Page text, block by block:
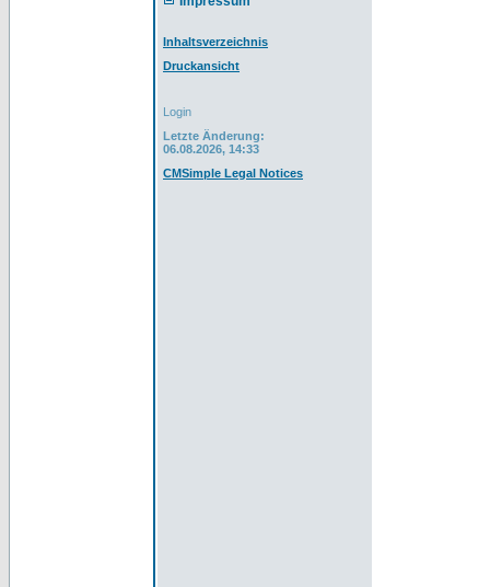
Inhaltsverzeichnis
Druckansicht
Login
Letzte Änderung:
06.08.2026, 14:33
CMSimple Legal Notices